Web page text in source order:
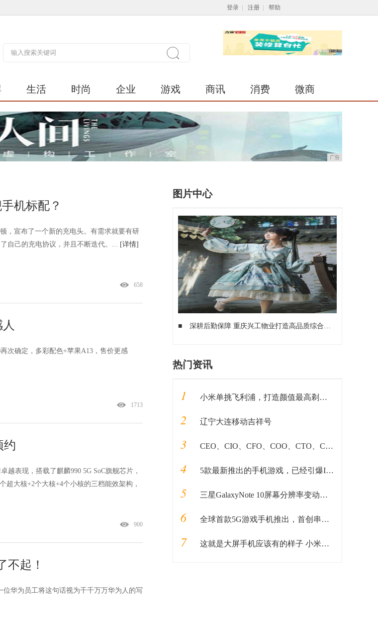
登录 注册 帮助
生活 时尚 企业 游戏 商讯 消费 微商
广告
机标配？
，宣布了一个新的充电头。有需求就要有研
自己的充电协议，并且不断迭代。... [详情]
658
次确定，多彩配色+苹果A13，售价更感
1713
约
越表现，搭载了麒麟990 5G SoC旗舰芯片，
超大核+2个大核+4个小核的三档能效架构，
900
不起！
华为员工将这句话视为千千万万华为人的写
图片中心
■ 深耕后勤保障 重庆兴工物业打造高品质综合物业服务
热门资讯
1 小米单挑飞利浦，打造颜值最高剃须刀，又想做行业第一？
2 辽宁大连移动吉祥号
3 CEO、CIO、CFO、COO、CTO、CKO,这些职位都是在做什么的？
4 5款最新推出的手机游戏，已经引爆IPHONE应用商店！
5 三星GalaxyNote 10屏幕分辨率变动，防水等级提高
6 全球首款5G游戏手机推出，首创串充并放双电池系统，38分钟充满电
7 这就是大屏手机应该有的样子 小米Max 2评测